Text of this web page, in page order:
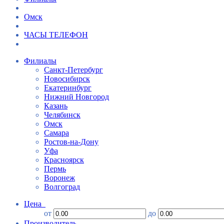
Омск
ЧАСЫ ТЕЛЕФОН
Филиалы
Санкт-Петербург
Новосибирск
Екатеринбург
Нижний Новгород
Казань
Челябинск
Омск
Самара
Ростов-на-Дону
Уфа
Красноярск
Пермь
Воронеж
Волгоград
Цена
от
до